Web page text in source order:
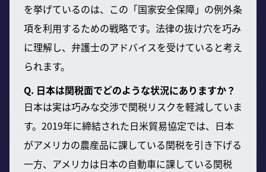
を挙げているのは、この「国家安全保障」の例外条
項を利用するための戦略です。法律の抜け穴を巧み
に理解し、弁護士のアドバイスを受けていると考え
られます。
Q. 日本は関税面でどのような状況にありますか？
日本は実は巧みな交渉で関税リスクを軽減していま
す。2019年に締結された日米貿易協定では、日本
がアメリカの農産品に課している関税を引き下げる
一方、アメリカは日本の自動車に課している関税